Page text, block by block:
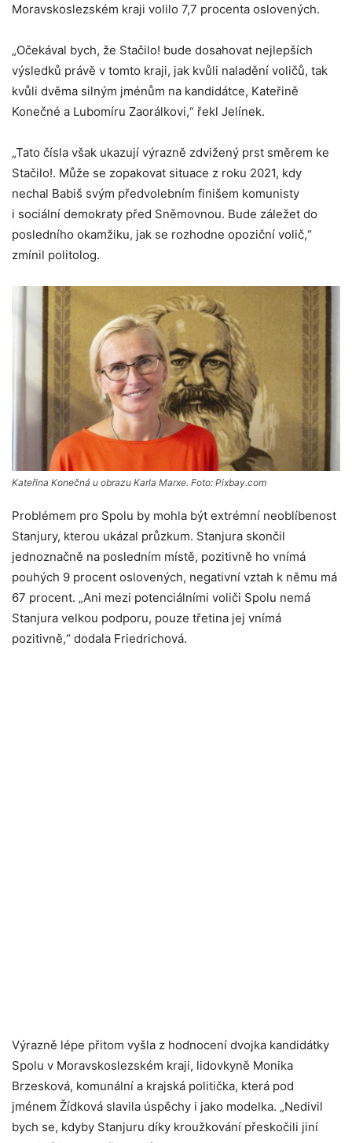
Moravskoslezském kraji volilo 7,7 procenta oslovených.
„Očekával bych, že Stačilo! bude dosahovat nejlepších
výsledků právě v tomto kraji, jak kvůli naladění voličů, tak
kvůli dvěma silným jménům na kandidátce, Kateřině
Konečné a Lubomíru Zaorálkovi,“ řekl Jelínek.
„Tato čísla však ukazují výrazně zdvižený prst směrem ke
Stačilo!. Může se zopakovat situace z roku 2021, kdy
nechal Babiš svým předvolebním finišem komunisty
i sociální demokraty před Sněmovnou. Bude záležet do
posledního okamžiku, jak se rozhodne opoziční volič,“
zmínil politolog.
Kateřina Konečná u obrazu Karla Marxe. Foto: Pixbay.com
Problémem pro Spolu by mohla být extrémní neoblíbenost
Stanjury, kterou ukázal průzkum. Stanjura skončil
jednoznačně na posledním místě, pozitivně ho vnímá
pouhých 9 procent oslovených, negativní vztah k němu má
67 procent. „Ani mezi potenciálními voliči Spolu nemá
Stanjura velkou podporu, pouze třetina jej vnímá
pozitivně,“ dodala Friedrichová.
Výrazně lépe přitom vyšla z hodnocení dvojka kandidátky
Spolu v Moravskoslezském kraji, lidovkyně Monika
Brzesková, komunální a krajská politička, která pod
jménem Žídková slavila úspěchy i jako modelka. „Nedivil
bych se, kdyby Stanjuru díky kroužkování přeskočili jiní